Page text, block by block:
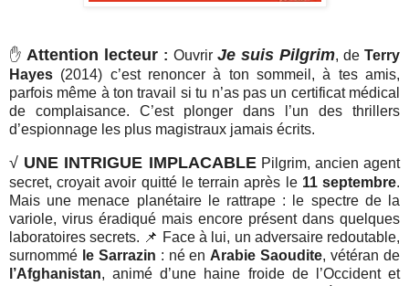
✋ Attention lecteur : Ouvrir Je suis Pilgrim, deTerry
Hayes (2014) c’est renoncer à ton sommeil, à tes amis,
parfois même à ton travail si tu n’as pas un certificat médical
de complaisance. C’est plonger dans l’un des thrillers
d’espionnage les plus magistraux jamais écrits.
√ UNE INTRIGUE IMPLACABLEPilgrim, ancien agent
secret, croyait avoir quitté le terrain après le 11 septembre.
Mais une menace planétaire le rattrape : le spectre de la
variole, virus éradiqué mais encore présent dans quelques
laboratoires secrets. 📌 Face à lui, un adversaire redoutable,
surnommé le Sarrazin : né enArabie Saoudite, vétéran de
l’Afghanistan, animé d’une haine froide de l’Occident et